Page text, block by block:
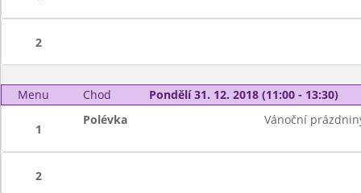
2
Menu Chod Pondělí 31. 12. 2018 (11:00 - 13:30)
1
Polévka Vánoční
2